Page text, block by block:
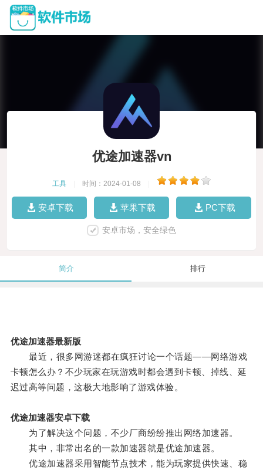
优途加速器vn
工具 时间：2024-01-08
安卓下载 苹果下载 PC下载
安卓市场，安全绿色
简介 排行
优途加速器最新版
最近，很多网游迷都在疯狂讨论一个话题——网络游戏
卡顿怎么办？不少玩家在玩游戏时都会遇到卡顿、掉线、延
迟过高等问题，这极大地影响了游戏体验。
优途加速器安卓下载
为了解决这个问题，不少厂商纷纷推出网络加速器。
其中，非常出名的一款加速器就是优途加速器。
优途加速器采用智能节点技术，能为玩家提供快速、稳